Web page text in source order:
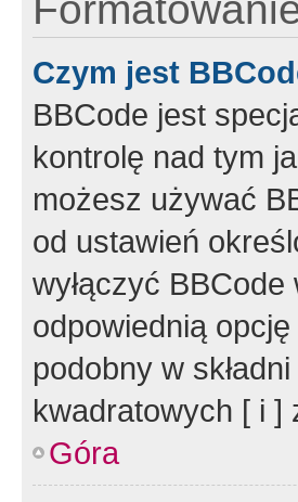
Czym jest
BBCode jest
kontrolę nad tym
możesz używać
od ustawień
wyłączyć
odpowiednią
podobny w
kwadratowych [ i ]
Góra